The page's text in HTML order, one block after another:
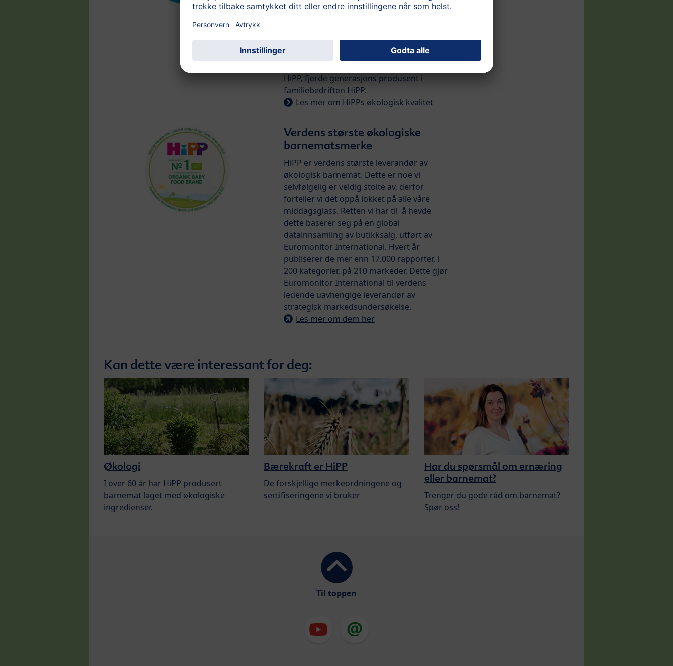
middagsglasset. Med disse kvalitetstestene
barnemat av garantert høyeste kvalitet.
Øko.sertifiseringen garanterer denne
HiPP, fjerde generasjons produsent i
familiebedriften HiPP.
Les mer om HiPPs økologisk kvalitet
Verdens største økologiske
barnematsmerke
HiPP er verdens største leverandør av
økologisk barnemat. Dette er noe vi
selvfølgelig er veldig stolte av, derfor
forteller vi det oppå lokket på alle våre
middagsglass. Retten vi har til å hevde
dette baserer seg på en global
datainnsamling av butikksalg, utført av
Euromonitor International. Hvert år
publiserer de mer enn 17.000 rapporter, i
200 kategorier, på 210 markeder. Dette gjør
Euromonitor International til verdens
ledende uavhengige leverandør av
strategisk markedsundersøkelse.
Les mer om dem her
Kan dette være interessant for deg:
Økologi
I over 60 år har HiPP produsert
barnemat laget med økologiske
ingredienser.
Bærekraft er HiPP
De forskjellige merkeordningene og
sertifiseringene vi bruker
Har du spørsmål om ernæring
eller barnemat?
Trenger du gode råd om barnemat?
Spør oss!
Til toppen